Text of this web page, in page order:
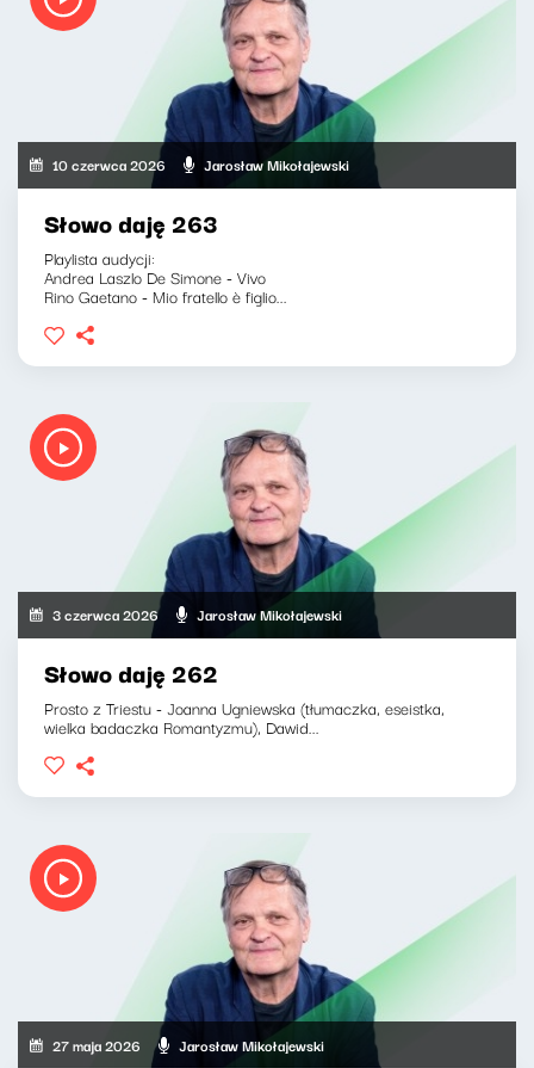
10 czerwca 2026 Jarosław Mikołajewski
Słowo daję 263
Playlista audycji:
Andrea Laszlo De Simone - Vivo
Rino Gaetano - Mio fratello è figlio...
3 czerwca 2026 Jarosław Mikołajewski
Słowo daję 262
Prosto z Triestu - Joanna Ugniewska (tłumaczka, eseistka,
wielka badaczka Romantyzmu), Dawid...
27 maja 2026 Jarosław Mikołajewski